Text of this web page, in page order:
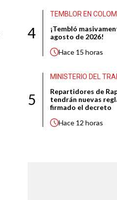
4
TEMBLOR EN
¡Tembló
agosto de 2026!
Hace 15 horas
5
MINISTERIO DEL
Repartidores de
tendrán nuevas
firmado el decreto
Hace 12 horas